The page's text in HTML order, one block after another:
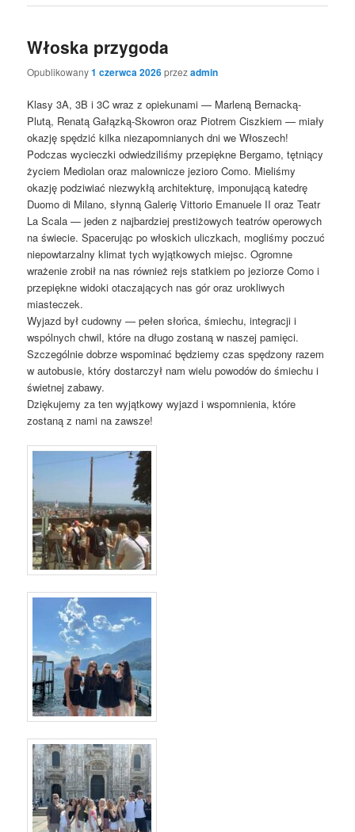
Włoska przygoda
Opublikowany1 czerwca 2026przezadmin
Klasy 3A, 3B i 3C wraz z opiekunami — Marleną Bernacką-
Plutą, Renatą Gałązką-Skowron oraz Piotrem Ciszkiem — miały
okazję spędzić kilka niezapomnianych dni we Włoszech!
Podczas wycieczki odwiedziliśmy przepiękne Bergamo, tętniący
życiem Mediolan oraz malownicze jezioro Como. Mieliśmy
okazję podziwiać niezwykłą architekturę, imponującą katedrę
Duomo di Milano, słynną Galerię Vittorio Emanuele II oraz Teatr
La Scala — jeden z najbardziej prestiżowych teatrów operowych
na świecie. Spacerując po włoskich uliczkach, mogliśmy poczuć
niepowtarzalny klimat tych wyjątkowych miejsc. Ogromne
wrażenie zrobił na nas również rejs statkiem po jeziorze Como i
przepiękne widoki otaczających nas gór oraz urokliwych
miasteczek.
Wyjazd był cudowny — pełen słońca, śmiechu, integracji i
wspólnych chwil, które na długo zostaną w naszej pamięci.
Szczególnie dobrze wspominać będziemy czas spędzony razem
w autobusie, który dostarczył nam wielu powodów do śmiechu i
świetnej zabawy.
Dziękujemy za ten wyjątkowy wyjazd i wspomnienia, które
zostaną z nami na zawsze!